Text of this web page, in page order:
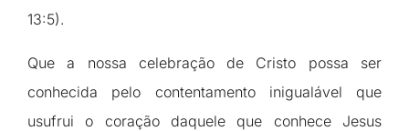
13:5).
Que a nossa celebração de Cristo possa ser
conhecida pelo contentamento inigualável que
usufrui o coração daquele que conhece Jesus